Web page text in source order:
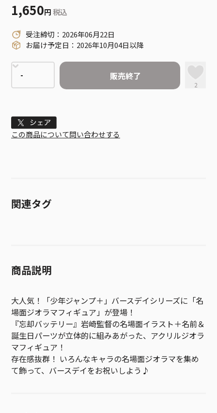
1,650円 税込
受注締切：2026年06月22日
お届け予定日：2026年10月04日以降
販売終了
2
Tweet
この商品について問い合わせする
関連タグ
商品説明
大人気！「少年ジャンプ＋」バースデイシリーズに「名
場面ジオラマフィギュア」が登場！
『忘却バッテリー』岩崎監督の名場面イラスト＋名前＆
誕生日パーツが立体的に組みあがった、アクリルジオラ
マフィギュア！
存在感抜群！ いろんなキャラの名場面ジオラマを集め
て飾って、バースデイをお祝いしよう♪